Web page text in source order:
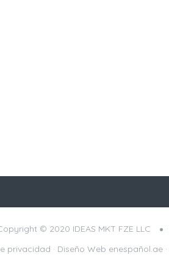
© 2020 IDEAS MKT FZE LLC
privacidad · Diseño Web enespañol.ae ·